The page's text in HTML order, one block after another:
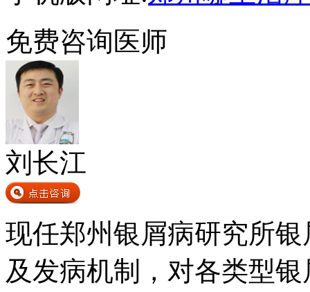
免费咨询医师
刘长江
现任郑州银屑病研究所
及发病机制，对各类型